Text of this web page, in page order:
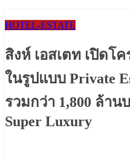
HOTEL-ESTATE
สิงห์ เอสเตท เปิดโ
ในรูปแบบ Private
รวมกว่า 1,800 ล้าน
Super Luxury